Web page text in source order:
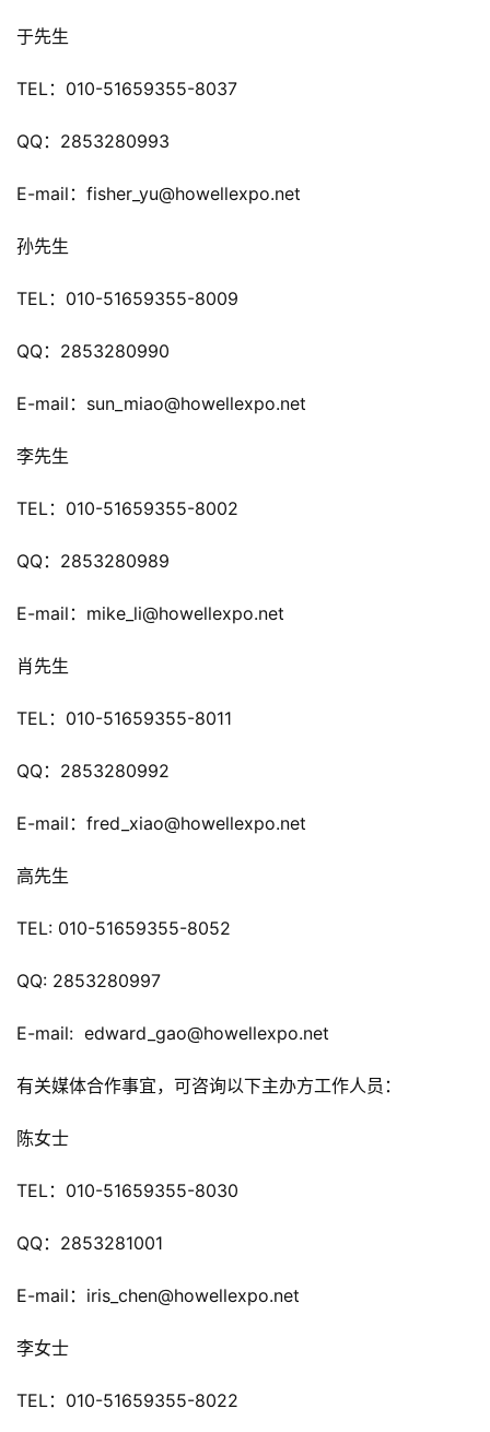
戏
休
游
0
5
十
届
茶
月
3
游
茶
会
上
中
(
国
于先生
TEL：010-51659355-8037
QQ：2853280993
E-mail：fisher_yu@howellexpo.net
孙先生
TEL：010-51659355-8009
QQ：2853280990
E-mail：sun_miao@howellexpo.net
李先生
TEL：010-51659355-8002
QQ：2853280989
E-mail：mike_li@howellexpo.net
肖先生
TEL：010-51659355-8011
QQ：2853280992
E-mail：fred_xiao@howellexpo.net
高先生
TEL: 010-51659355-8052
QQ: 2853280997
E-mail:  edward_gao@howellexpo.net
有关媒体合作事宜，可咨询以下主办方工作人员：
陈女士
TEL：010-51659355-8030
QQ：2853281001
E-mail：iris_chen@howellexpo.net
李女士
TEL：010-51659355-8022